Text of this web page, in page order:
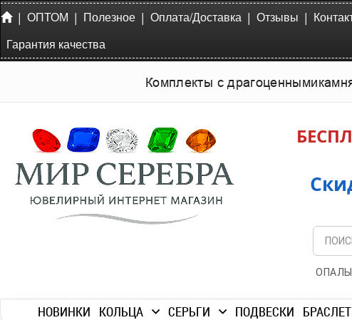
| ОПТОМ | Полезное | Оплата/Доставка | Отзывы |
Гарантия качества
Комплекты с драгоценными
ОПАЛЫ
НОВИНКИ КОЛЬЦА СЕРЬГИ ПОДВЕСКИ